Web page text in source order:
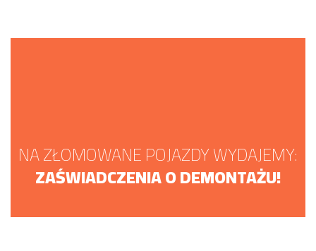
NA ZŁOMOWANE POJAZDY WYDAJEMY:
ZAŚWIADCZENIA O DEMONTAŻU!